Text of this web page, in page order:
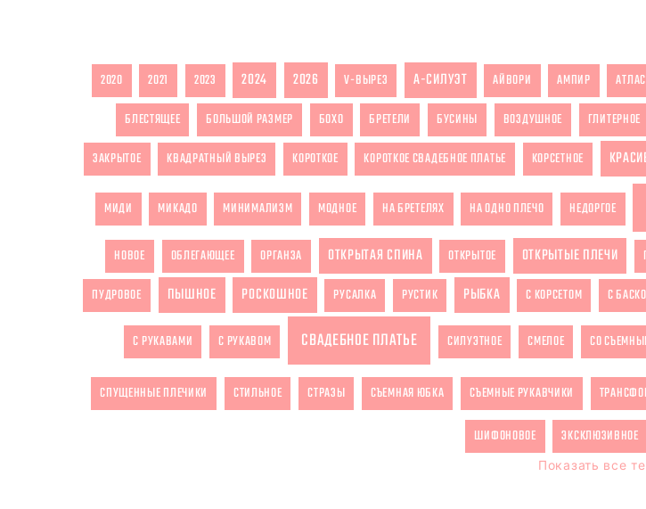
2020 2021 2023 2024 2026 V-ВЫРЕЗ А-СИЛУЭТ АЙВОРИ АМПИР АТЛАС
БЛЕСТЯЩЕЕ БОЛЬШОЙ РАЗМЕР БОХО БРЕТЕЛИ БУСИНЫ ВОЗДУШНОЕ ГЛИТЕРНОЕ
ЗАКРЫТОЕ КВАДРАТНЫЙ ВЫРЕЗ КОРОТКОЕ КОРОТКОЕ СВАДЕБНОЕ ПЛАТЬЕ КОРСЕТНОЕ
МИДИ МИКАДО МИНИМАЛИЗМ МОДНОЕ НА БРЕТЕЛЯХ НА ОДНО ПЛЕЧО НЕДОРГОЕ
НОВОЕ ОБЛЕГАЮЩЕЕ ОРГАНЗА ОТКРЫТАЯ СПИНА ОТКРЫТОЕ ОТКРЫТЫЕ ПЛЕЧИ
ПУДРОВОЕ ПЫШНОЕ РОСКОШНОЕ РУСАЛКА РУСТИК РЫБКА С КОРСЕТОМ С
С РУКАВАМИ С РУКАВОМ СВАДЕБНОЕ ПЛАТЬЕ СИЛУЭТНОЕ СМЕЛОЕ СО
СПУЩЕННЫЕ ПЛЕЧИКИ СТИЛЬНОЕ СТРАЗЫ СЪЕМНАЯ ЮБКА СЪЕМНЫЕ РУКАВЧИКИ
ШИФОНОВОЕ ЭКСКЛЮЗИВНОЕ
Показать все